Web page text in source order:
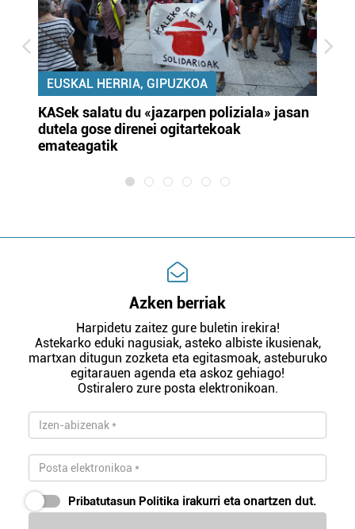
EUSKAL HERRIA, GIPUZKOA
KASek salatu du «jazarpen poliziala» jasan
dutela gose direnei ogitartekoak
emateagatik
Azken berriak
Harpidetu zaitez gure buletin irekira!
Astekarko eduki nagusiak, asteko albiste ikusienak,
martxan ditugun zozketa eta egitasmoak, asteburuko
egitarauen agenda eta askoz gehiago!
Ostiralero zure posta elektronikoan.
Pribatutasun Politika irakurri eta onartzen dut.